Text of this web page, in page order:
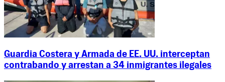
Guardia Costera y Armada de EE. UU. interceptan
contrabando y arrestan a 34 inmigrantes ilegales